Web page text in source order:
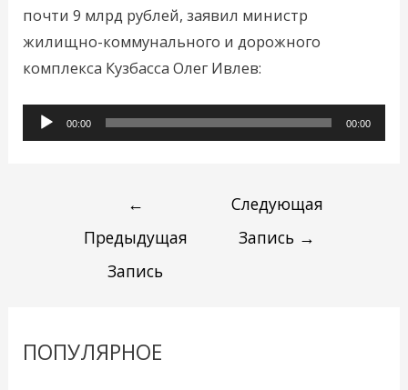
почти 9 млрд рублей, заявил министр
жилищно-коммунального и дорожного
комплекса Кузбасса Олег Ивлев:
Аудиоплеер
00:00 00:00
←
Предыдущая
Запись
Следующая
Запись →
ПОПУЛЯРНОЕ